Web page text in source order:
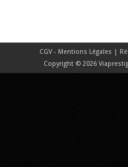
CGV - Mentions Légales |
Copyright © 2026